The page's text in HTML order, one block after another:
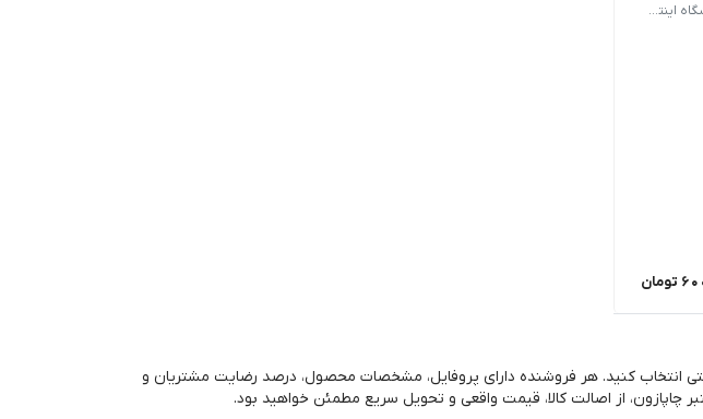
فروشنده: فروشگاه اینترنتی نبوی
تومان
انتخاب کنید. هر فروشنده دارای پروفایل، مشخصات محصول، درصد رضایت مشتریان و
چاپازون، از اصالت کالا، قیمت واقعی و تحویل سریع مطمئن خواهید بود.